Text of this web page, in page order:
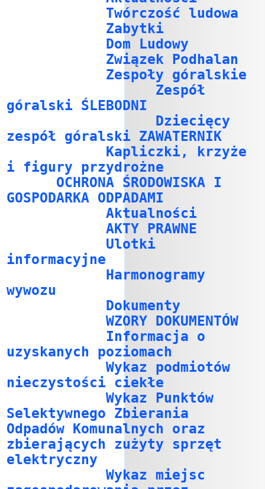
Twórczość ludowa
Zabytki
Dom Ludowy
Związek Podhalan
Zespoły góralskie
Zespół
góralski ŚLEBODNI
Dziecięcy
zespół góralski ZAWATERNIK
Kapliczki, krzyże
i figury przydrożne
OCHRONA ŚRODOWISKA I
GOSPODARKA ODPADAMI
Aktualności
AKTY PRAWNE
Ulotki
informacyjne
Harmonogramy
wywozu
Dokumenty
WZORY DOKUMENTÓW
Informacja o
uzyskanych poziomach
Wykaz podmiotów
nieczystości ciekłe
Wykaz Punktów
Selektywnego Zbierania
Odpadów Komunalnych oraz
zbierających zużyty sprzęt
elektryczny
Wykaz miejsc